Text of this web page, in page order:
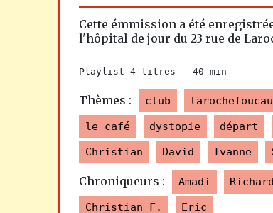
Cette émmission a été
l'hôpital de jour du 23 rue de
Playlist 4 titres -40 min
Thèmes : club
le café dystopie départ
Christian David Ivanne
Chroniqueurs : Amadi Richard
Christian F. Eric